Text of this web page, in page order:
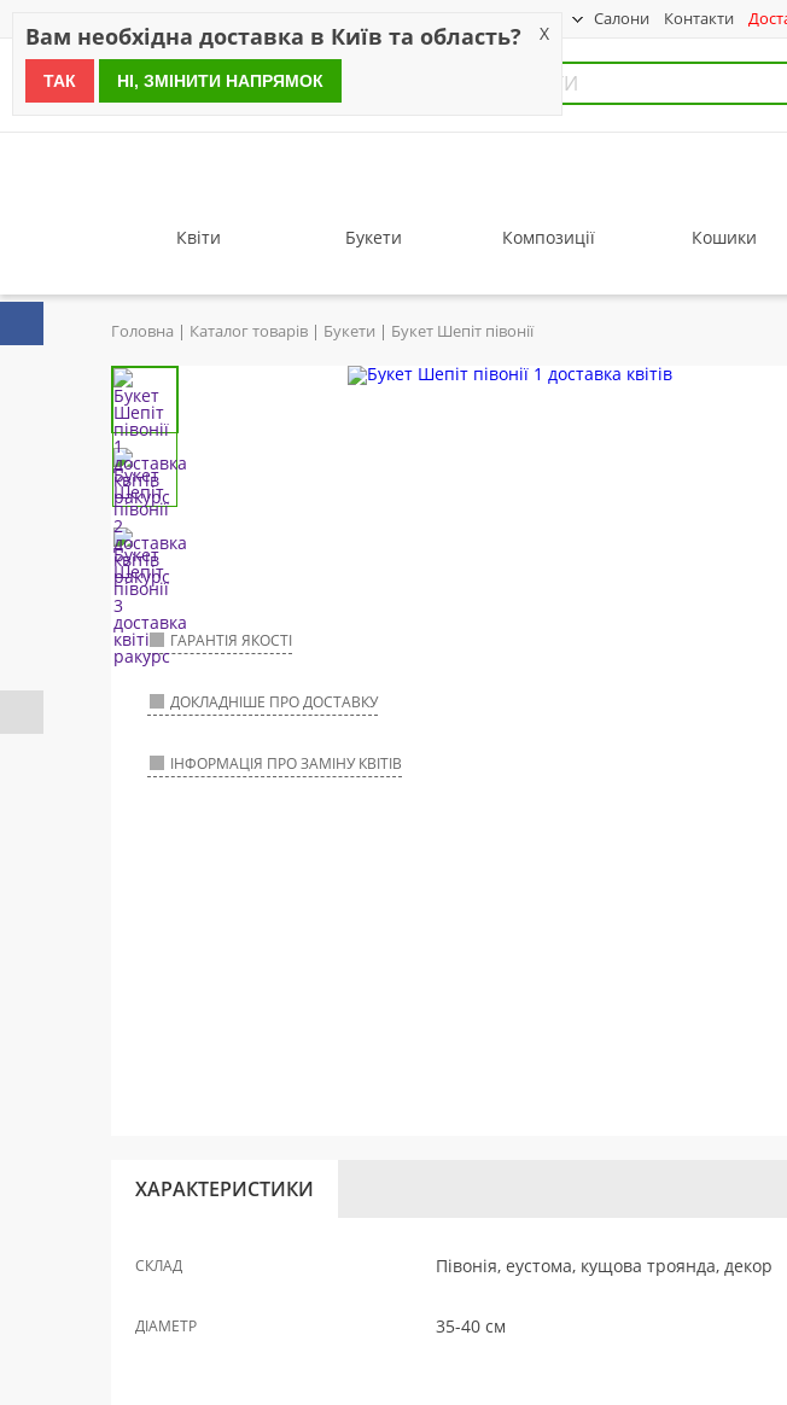
Салони Контакти
since 1999
Квіти Букети Композиції Кошики
Головна Каталог товарів Букети Букет Шепіт півонії
ГАРАНТІЯ ЯКОСТІ
ДОКЛАДНІШЕ ПРО ДОСТАВКУ
ІНФОРМАЦІЯ ПРО ЗАМІНУ КВІТІВ
ХАРАКТЕРИСТИКИ
СКЛАД Півонія, еустома, кущова троянда, декор
ДІАМЕТР 35-40 см
Вам необхідна доставка в Київ та область? X
ТАК НІ, ЗМІНИТИ НАПРЯМОК